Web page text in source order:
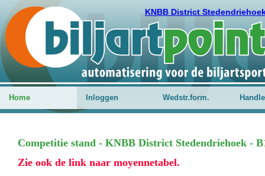
KNBB District
Home Inloggen Wedstr.form.
Competitie stand - KNBB District Stedendriehoek -
Zie ook de link naar moyennetabel.